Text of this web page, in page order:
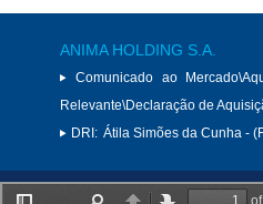
ANIMA HOLDING S.A.
Comunicado ao
Relevante\Declaração de
DRI: Átila Simões da Cunha -